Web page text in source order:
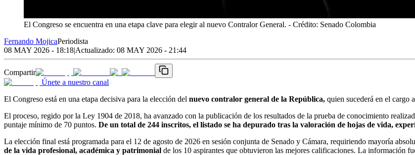
El Congreso se encuentra en una etapa clave para elegir al nuevo Contralor General. - Crédito: Senado Colombia
Fernando MojicaPeriodista
08 MAY 2026 - 18:18|Actualizado: 08 MAY 2026 - 21:44
Compartir
Únete a nuestro canal
El Congreso está en una etapa decisiva para la elección del nuevo contralor general de la República, quien sucederá en el cargo a
El proceso, regido por la Ley 1904 de 2018, ha avanzado con la publicación de los resultados de la prueba de conocimiento
puntaje mínimo de 70 puntos. De un total de 244 inscritos, el listado se ha depurado tras la valoración de hojas de vida,
La elección final está programada para el 12 de agosto de 2026 en sesión conjunta de Senado y Cámara, requiriendo mayoría
de la vida profesional, académica y patrimonial de los 10 aspirantes que obtuvieron las mejores calificaciones. La información